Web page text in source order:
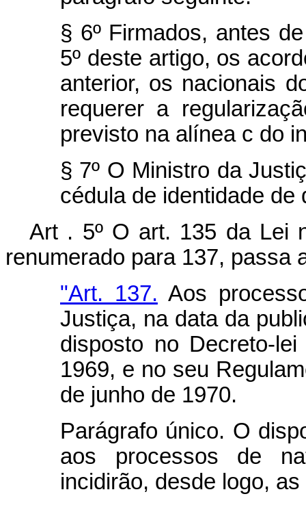
§ 6º Firmados, antes
5º deste artigo, os
anterior, os nacionais
requerer a
previsto na alínea c do
§ 7º O Ministro da
cédula de identidade de
Art . 5º O art. 135 da Lei
renumerado para 137, passa
"Art. 137. Aos
Justiça, na data da
disposto no Decreto-
1969, e no seu
de junho de 1970.
Parágrafo único. O
aos processos de
incidirão, desde logo,